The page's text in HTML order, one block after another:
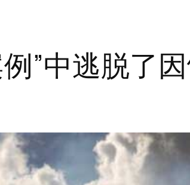
”中逃脱了